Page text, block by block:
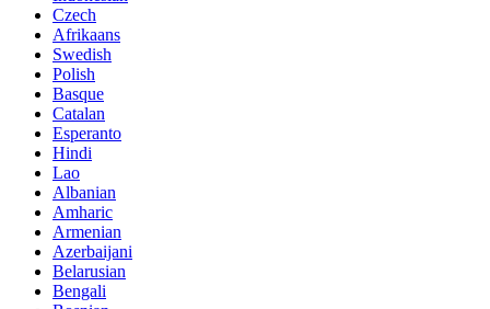
Czech
Afrikaans
Swedish
Polish
Basque
Catalan
Esperanto
Hindi
Lao
Albanian
Amharic
Armenian
Azerbaijani
Belarusian
Bengali